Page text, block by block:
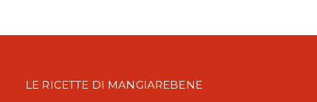
LE RICETTE DI MANGIAREBENE